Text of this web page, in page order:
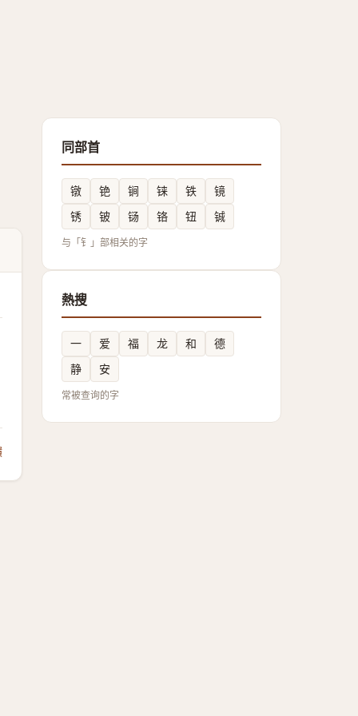
同部首
镦 铯 锏 铼 铁
镜
锈
铍 铴 铬 钮 铖
与「钅」部相关的字
熱搜
一 爱 福 龙 和
德
静
安
常被查询的字